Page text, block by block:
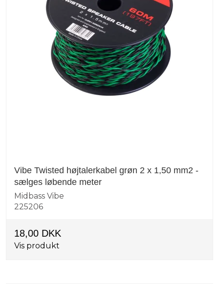
Vibe Twisted højtalerkabel grøn 2 x 1,50 mm2 -
sælges løbende meter
Midbass Vibe
225206
18,00 DKK
Vis produkt